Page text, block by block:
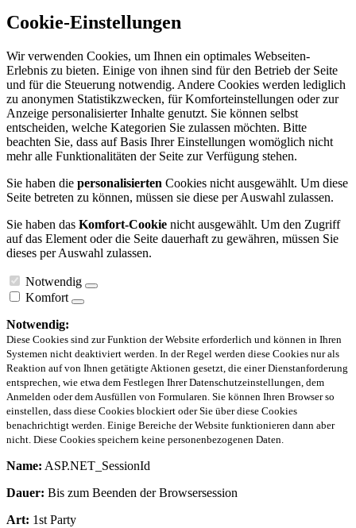
Cookie-Einstellungen
Wir verwenden Cookies, um Ihnen ein optimales Webseiten-
Erlebnis zu bieten. Einige von ihnen sind für den Betrieb der Seite
und für die Steuerung notwendig. Andere Cookies werden lediglich
zu anonymen Statistikzwecken, für Komforteinstellungen oder zur
Anzeige personalisierter Inhalte genutzt. Sie können selbst
entscheiden, welche Kategorien Sie zulassen möchten. Bitte
beachten Sie, dass auf Basis Ihrer Einstellungen womöglich nicht
mehr alle Funktionalitäten der Seite zur Verfügung stehen.
Sie haben die personalisierten Cookies nicht ausgewählt. Um diese
Seite betreten zu können, müssen sie diese per Auswahl zulassen.
Sie haben das Komfort-Cookie nicht ausgewählt. Um den Zugriff
auf das Element oder die Seite dauerhaft zu gewähren, müssen Sie
dieses per Auswahl zulassen.
Notwendig
Komfort
Notwendig:
Diese Cookies sind zur Funktion der Website erforderlich und können in Ihren
Systemen nicht deaktiviert werden. In der Regel werden diese Cookies nur als
Reaktion auf von Ihnen getätigte Aktionen gesetzt, die einer Dienstanforderung
entsprechen, wie etwa dem Festlegen Ihrer Datenschutzeinstellungen, dem
Anmelden oder dem Ausfüllen von Formularen. Sie können Ihren Browser so
einstellen, dass diese Cookies blockiert oder Sie über diese Cookies
benachrichtigt werden. Einige Bereiche der Website funktionieren dann aber
nicht. Diese Cookies speichern keine personenbezogenen Daten.
Name: ASP.NET_SessionId
Dauer: Bis zum Beenden der Browsersession
Art: 1st Party